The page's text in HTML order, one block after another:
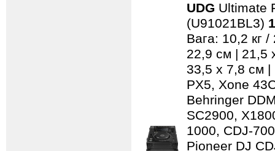
UDG Ultimate
(U91021BL3)
Вага: 10,2 кг
22,9 см | 21,5
33,5 x 7,8 см |
PX5, Xone
Behringer
SC2900,
1000, CDJ-
Pioneer DJ